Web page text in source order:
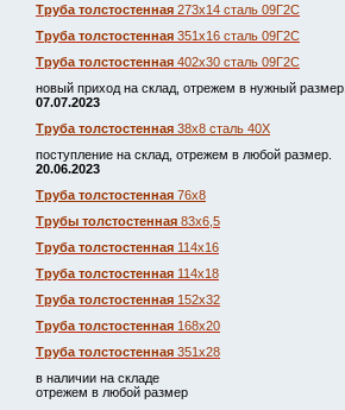
Труба толстостенная 273х14 сталь 09Г2С
Труба толстостенная 351х16 сталь 09Г2С
Труба толстостенная 402х30 сталь 09Г2С
новый приход на склад, отрежем в нужный размер.
07.07.2023
Труба толстостенная 38х8 сталь 40Х
поступление на склад, отрежем в любой размер.
20.06.2023
Труба толстостенная 76х8
Трубы толстостенная 83х6,5
Труба толстостенная 114х16
Труба толстостенная 114х18
Труба толстостенная 152х32
Труба толстостенная 168х20
Труба толстостенная 351х28
в наличии на складе
отрежем в любой размер